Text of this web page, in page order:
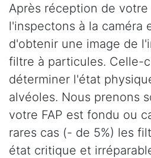
Après réception de
l'inspectons à la caméra
d'obtenir une image de
filtre à particules. Celle-
déterminer l'état
alvéoles. Nous prenons
votre FAP est fondu ou
rares cas (- de 5%) les
état critique et